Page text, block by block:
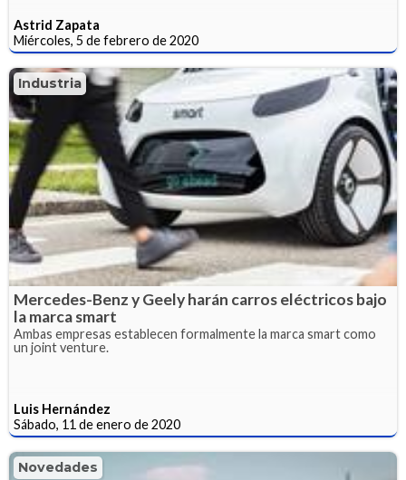
Astrid Zapata
Miércoles, 5 de febrero de 2020
Industria
Mercedes-Benz y Geely harán carros eléctricos bajo
la marca smart
Ambas empresas establecen formalmente la marca smart como
un joint venture.
Luis Hernández
Sábado, 11 de enero de 2020
Novedades